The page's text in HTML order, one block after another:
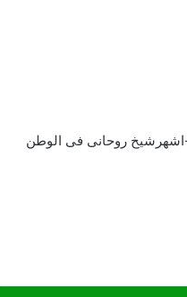
اشهرشيخ روحانى فى الوطن